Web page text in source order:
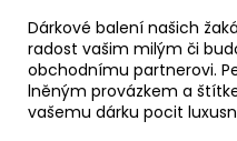
Dárkové balení našich
radost vašim milým či
obchodnímu partnerovi.
lněným provázkem a
vašemu dárku pocit